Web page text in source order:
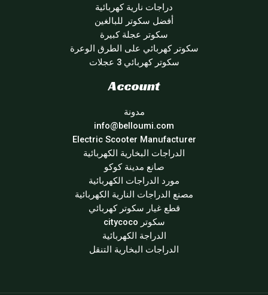
دراجات نارية كهربائية
أفضل سكوتر للبالغين
سكوتر عجلة كبيرة
سكوتر كهربائي على الطرق الوعرة
سكوتر كهربائي 3 عجلات
Account
مدونة
info@belloumi.com
Electric Scooter Manufacturer
الدراجات البخارية الكهربائية
صانع مدينة كوكو
مورد الدراجات الكهربائية
مصنع الدراجات النارية الكهربائية
قطع غيار سكوتر كهربائي
سكوتر citycoco
الدراجة الكهربائية
الدراجات البخارية التنقل